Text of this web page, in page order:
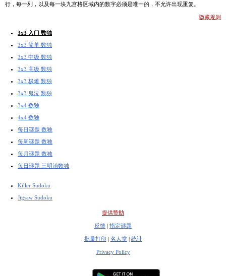
行，每一列，以及每一块九宫格区域内的数字必须是唯一的，不允许出现重复。
隐藏规则
3x3 入门 数独
3x3 简单 数独
3x3 中级 数独
3x3 高级 数独
3x3 极难 数独
3x3 鬼泣 数独
3x4 数独
4x4 数独
每日谜题 数独
每周谜题 数独
每月谜题 数独
每日谜题 三明治数独
Killer Sudoku
Jigsaw Sudoku
提供赞助
反馈 | 指定谜题
批量打印 | 名人堂| 统计
Privacy Policy